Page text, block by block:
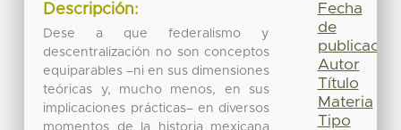
Descripción:
Dese a que federalismo y
descentralización no son conceptos
equiparables –ni en sus dimensiones
teóricas y, mucho menos, en sus
implicaciones prácticas– en diversos
momentos de la historia mexicana
Fecha
de
publicación
Autor
Título
Materia
Tipo